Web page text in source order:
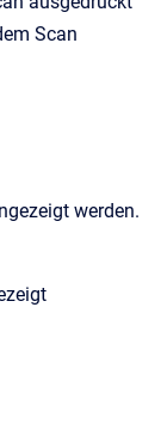
Scan
werden.